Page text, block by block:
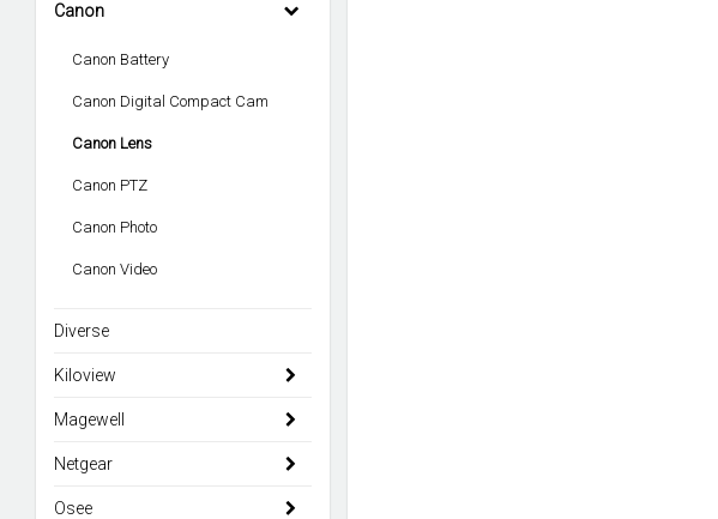
Canon
Canon Battery
Canon Digital Compact Cam
Canon Lens
Canon PTZ
Canon Photo
Canon Video
Diverse
Kiloview
Magewell
Netgear
Osee